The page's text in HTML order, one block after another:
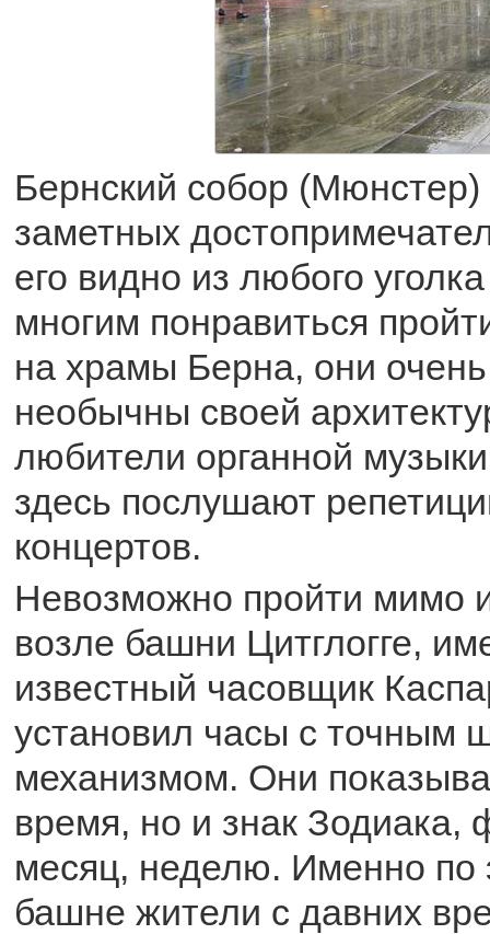
Бернский собор
заметных
его видно из любого
многим понравиться
на храмы Берна, они
необычны своей
любители органной
здесь послушают
концертов.
Невозможно пройти мимо
возле башни Цитглогге,
известный часовщик
установил часы с точным
механизмом. Они
время, но и знак Зодиака,
месяц, неделю. Именно по
башне жители с давних